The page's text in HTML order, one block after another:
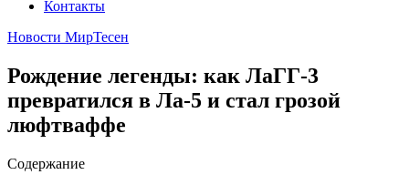
Контакты
Новости МирТесен
Рождение легенды: как ЛаГГ-3
превратился в Ла-5 и стал грозой
люфтваффе
Содержание